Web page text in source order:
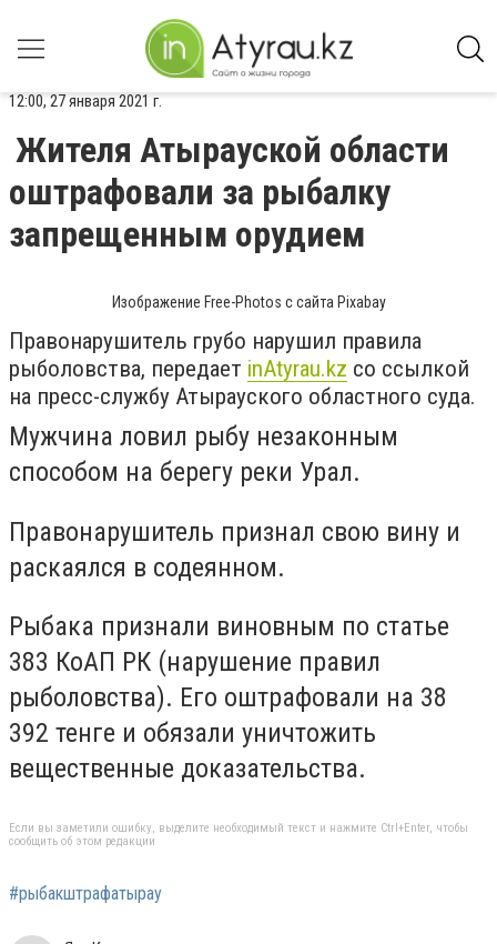
12:00, 27 января 2021 г.
Жителя Атырауской области
оштрафовали за рыбалку
запрещенным орудием
Изображение Free-Photos с сайта Pixabay
Правонарушитель грубо нарушил правила
рыболовства, передает inAtyrau.kz со ссылкой
на пресс-службу Атырауского областного суда.
Мужчина ловил рыбу незаконным
способом на берегу реки Урал.
Правонарушитель признал свою вину и
раскаялся в содеянном.
Рыбака признали виновным по статье
383 КоАП РК (нарушение правил
рыболовства). Его оштрафовали на 38
392 тенге и обязали уничтожить
вещественные доказательства.
Если вы заметили ошибку, выделите необходимый текст и нажмите Ctrl+Enter, чтобы
сообщить об этом редакции
#рыбакштрафатырау